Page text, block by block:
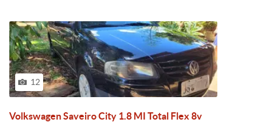
12
Volkswagen Saveiro City 1.8 MI Total Flex 8v